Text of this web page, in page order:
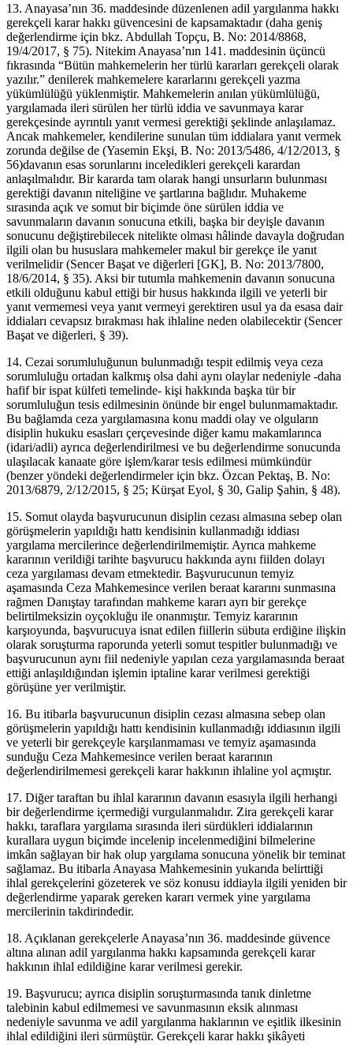
13. Anayasa’nın 36. maddesinde düzenlenen adil yargılanma hakkı
gerekçeli karar hakkı güvencesini de kapsamaktadır (daha geniş
değerlendirme için bkz. Abdullah Topçu, B. No: 2014/8868,
19/4/2017, § 75). Nitekim Anayasa’nın 141. maddesinin üçüncü
fıkrasında “Bütün mahkemelerin her türlü kararları gerekçeli olarak
yazılır.” denilerek mahkemelere kararlarını gerekçeli yazma
yükümlülüğü yüklenmiştir. Mahkemelerin anılan yükümlülüğü,
yargılamada ileri sürülen her türlü iddia ve savunmaya karar
gerekçesinde ayrıntılı yanıt vermesi gerektiği şeklinde anlaşılamaz.
Ancak mahkemeler, kendilerine sunulan tüm iddialara yanıt vermek
zorunda değilse de (Yasemin Ekşi, B. No: 2013/5486, 4/12/2013, §
56)davanın esas sorunlarını inceledikleri gerekçeli karardan
anlaşılmalıdır. Bir kararda tam olarak hangi unsurların bulunması
gerektiği davanın niteliğine ve şartlarına bağlıdır. Muhakeme
sırasında açık ve somut bir biçimde öne sürülen iddia ve
savunmaların davanın sonucuna etkili, başka bir deyişle davanın
sonucunu değiştirebilecek nitelikte olması hâlinde davayla doğrudan
ilgili olan bu hususlara mahkemeler makul bir gerekçe ile yanıt
verilmelidir (Sencer Başat ve diğerleri [GK], B. No: 2013/7800,
18/6/2014, § 35). Aksi bir tutumla mahkemenin davanın sonucuna
etkili olduğunu kabul ettiği bir husus hakkında ilgili ve yeterli bir
yanıt vermemesi veya yanıt vermeyi gerektiren usul ya da esasa dair
iddiaları cevapsız bırakması hak ihlaline neden olabilecektir (Sencer
Başat ve diğerleri, § 39).
14. Cezai sorumluluğunun bulunmadığı tespit edilmiş veya ceza
sorumluluğu ortadan kalkmış olsa dahi aynı olaylar nedeniyle -daha
hafif bir ispat külfeti temelinde- kişi hakkında başka tür bir
sorumluluğun tesis edilmesinin önünde bir engel bulunmamaktadır.
Bu bağlamda ceza yargılamasına konu maddi olay ve olguların
disiplin hukuku esasları çerçevesinde diğer kamu makamlarınca
(idari/adli) ayrıca değerlendirilmesi ve bu değerlendirme sonucunda
ulaşılacak kanaate göre işlem/karar tesis edilmesi mümkündür
(benzer yöndeki değerlendirmeler için bkz. Özcan Pektaş, B. No:
2013/6879, 2/12/2015, § 25; Kürşat Eyol, § 30, Galip Şahin, § 48).
15. Somut olayda başvurucunun disiplin cezası almasına sebep olan
görüşmelerin yapıldığı hattı kendisinin kullanmadığı iddiası
yargılama mercilerince değerlendirilmemiştir. Ayrıca mahkeme
kararının verildiği tarihte başvurucu hakkında aynı fiilden dolayı
ceza yargılaması devam etmektedir. Başvurucunun temyiz
aşamasında Ceza Mahkemesince verilen beraat kararını sunmasına
rağmen Danıştay tarafından mahkeme kararı ayrı bir gerekçe
belirtilmeksizin oyçokluğu ile onanmıştır. Temyiz kararının
karşıoyunda, başvurucuya isnat edilen fiillerin sübuta erdiğine ilişkin
olarak soruşturma raporunda yeterli somut tespitler bulunmadığı ve
başvurucunun aynı fiil nedeniyle yapılan ceza yargılamasında beraat
ettiği anlaşıldığından işlemin iptaline karar verilmesi gerektiği
görüşüne yer verilmiştir.
16. Bu itibarla başvurucunun disiplin cezası almasına sebep olan
görüşmelerin yapıldığı hattı kendisinin kullanmadığı iddiasının ilgili
ve yeterli bir gerekçeyle karşılanmaması ve temyiz aşamasında
sunduğu Ceza Mahkemesince verilen beraat kararının
değerlendirilmemesi gerekçeli karar hakkının ihlaline yol açmıştır.
17. Diğer taraftan bu ihlal kararının davanın esasıyla ilgili herhangi
bir değerlendirme içermediği vurgulanmalıdır. Zira gerekçeli karar
hakkı, taraflara yargılama sırasında ileri sürdükleri iddialarının
kurallara uygun biçimde incelenip incelenmediğini bilmelerine
imkân sağlayan bir hak olup yargılama sonucuna yönelik bir teminat
sağlamaz. Bu itibarla Anayasa Mahkemesinin yukarıda belirttiği
ihlal gerekçelerini gözeterek ve söz konusu iddiayla ilgili yeniden bir
değerlendirme yaparak gereken kararı vermek yine yargılama
mercilerinin takdirindedir.
18. Açıklanan gerekçelerle Anayasa’nın 36. maddesinde güvence
altına alınan adil yargılanma hakkı kapsamında gerekçeli karar
hakkının ihlal edildiğine karar verilmesi gerekir.
19. Başvurucu; ayrıca disiplin soruşturmasında tanık dinletme
talebinin kabul edilmemesi ve savunmasının eksik alınması
nedeniyle savunma ve adil yargılanma haklarının ve eşitlik ilkesinin
ihlal edildiğini ileri sürmüştür. Gerekçeli karar hakkı şikâyeti